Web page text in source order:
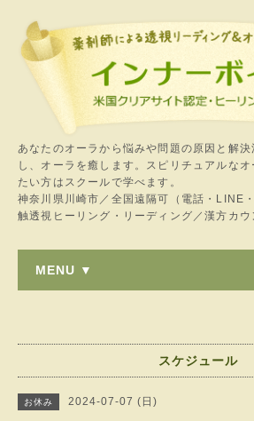
あなたのオーラから悩みや問題の原因と解決
し、オーラを癒します。スピリチュアルな
たい方はスクールで学べます。
神奈川県川崎市／全国遠隔可（電話・LINE
触透視ヒーリング・リーディング／漢方カウ
MENU ▼
スケジュール
お休み 2024-07-07 (日)